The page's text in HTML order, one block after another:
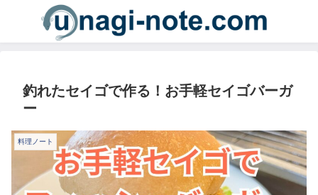
釣れたセイゴで作る！お手軽セイゴバーガ
ー
料理ノート